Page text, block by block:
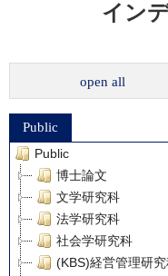
イン
open all
Public
Public
博士論文
文学研究科
法学研究科
社会学研究科
(KBS)経営管理研